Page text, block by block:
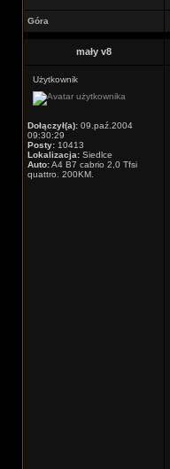
Góra
mały v8
Użytkownik
Dołączył(a): 09.paź.2004
09:30:29
Posty: 10413
Lokalizacja: Siedlce
Auto:A4 B7 cabrio 2,0 Tfsi
quattro. 200KM.